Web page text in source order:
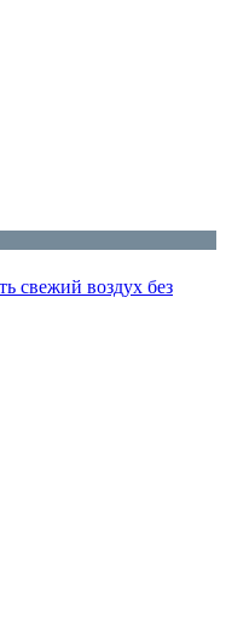
свежий воздух без